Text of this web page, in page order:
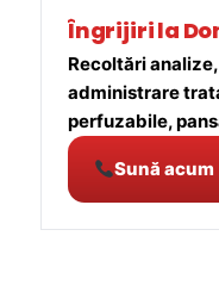
Îngrijiri la
Recoltări
administrare
perfuzabile,
Sună acum